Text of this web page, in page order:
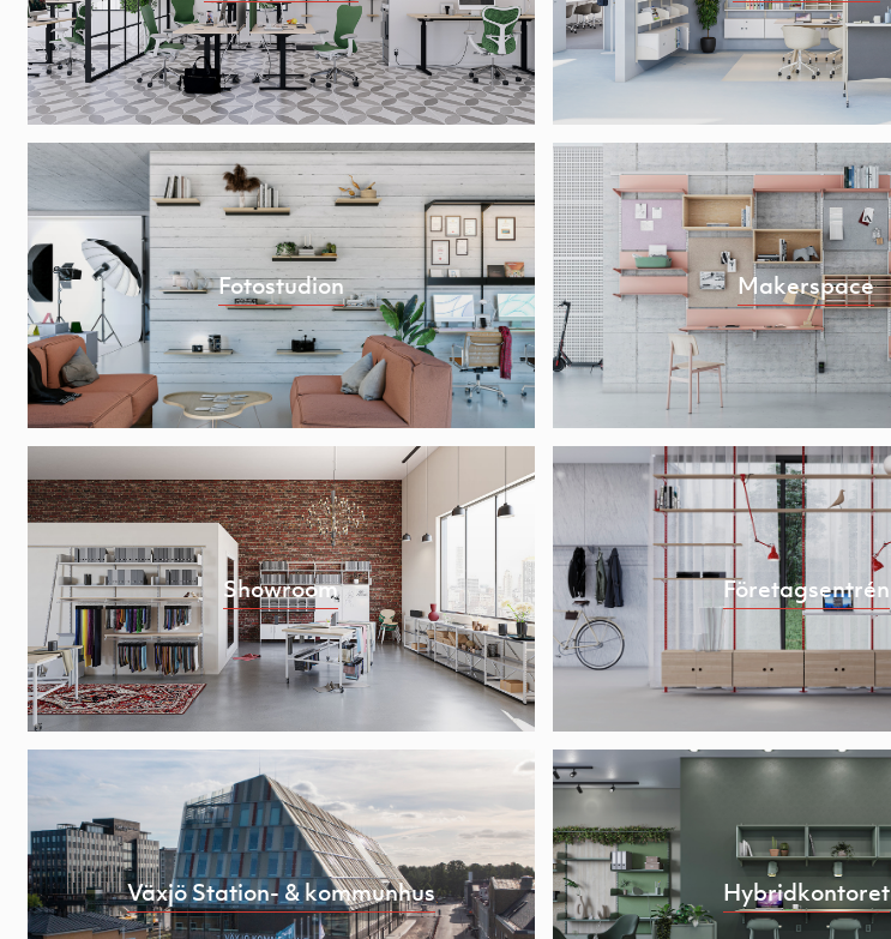
Fotostudion Makerspace
Showroom Företagsentrén
Växjö Station- & kommunhus Hybridkontoret